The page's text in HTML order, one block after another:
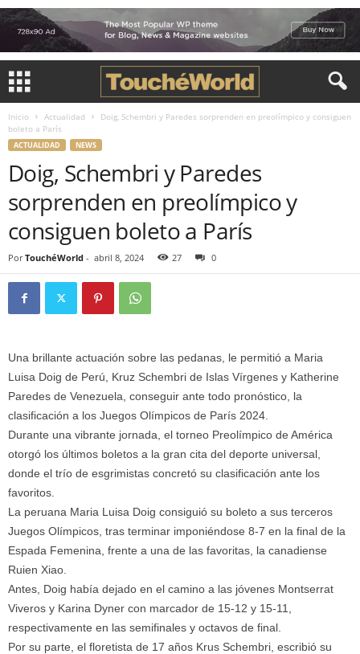
Inicio Actualidad
Doig, Schembri y Paredes sorprenden en preolímpico y consiguen
boleto a París
ACTUALIDAD NEWS
Doig, Schembri y Paredes
sorprenden en preolímpico y
consiguen boleto a París
Por TouchéWorld - abril 8, 2024 27 0
Una brillante actuación sobre las pedanas, le permitió a Maria
Luisa Doig de Perú, Kruz Schembri de Islas Vírgenes y Katherine
Paredes de Venezuela, conseguir ante todo pronóstico, la
clasificación a los Juegos Olímpicos de París 2024.
Durante una vibrante jornada, el torneo Preolímpico de América
otorgó los últimos boletos a la gran cita del deporte universal,
donde el trío de esgrimistas concretó su clasificación ante los
favoritos.
La peruana Maria Luisa Doig consiguió su boleto a sus terceros
Juegos Olímpicos, tras terminar imponiéndose 8-7 en la final de la
Espada Femenina, frente a una de las favoritas, la canadiense
Ruien Xiao.
Antes, Doig había dejado en el camino a las jóvenes Montserrat
Viveros y Karina Dyner con marcador de 15-12 y 15-11,
respectivamente en las semifinales y octavos de final.
Por su parte, el floretista de 17 años Krus Schembri, escribió su